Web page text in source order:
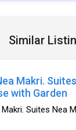
Similar
Makri.
with Garden
Suites Nea